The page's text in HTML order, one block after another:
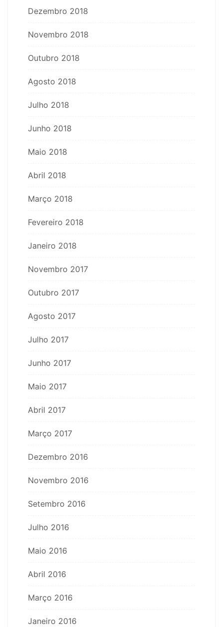
Dezembro 2018
Novembro 2018
Outubro 2018
Agosto 2018
Julho 2018
Junho 2018
Maio 2018
Abril 2018
Março 2018
Fevereiro 2018
Janeiro 2018
Novembro 2017
Outubro 2017
Agosto 2017
Julho 2017
Junho 2017
Maio 2017
Abril 2017
Março 2017
Dezembro 2016
Novembro 2016
Setembro 2016
Julho 2016
Maio 2016
Abril 2016
Março 2016
Janeiro 2016